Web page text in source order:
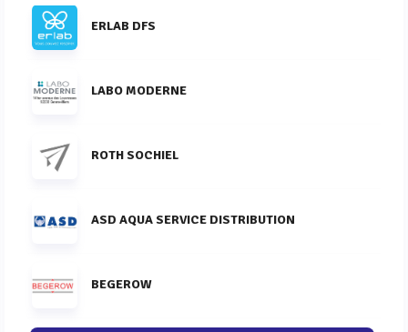
ERLAB DFS
LABO MODERNE
ROTH SOCHIEL
ASD AQUA SERVICE DISTRIBUTION
BEGEROW